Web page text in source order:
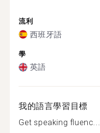
流利
西班牙語
學
英語
我的語言學習目標
Get speaking fluenc...